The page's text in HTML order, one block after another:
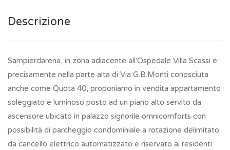
Descrizione
Sampierdarena, in zona adiacente all'Ospedale Villa Scassi e
precisamente nella parte alta di Via G.B.Monti conosciuta
anche come Quota 40, proponiamo in vendita appartamento
soleggiato e luminoso posto ad un piano alto servito da
ascensore ubicato in palazzo signorile omnicomforts con
possibilità di parcheggio condominiale a rotazione delimitato
da cancello elettrico automatizzato e riservato ai residenti.